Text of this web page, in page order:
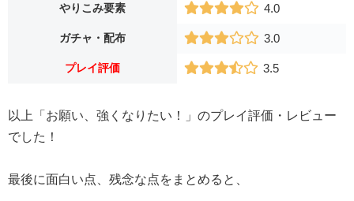
やりこみ要素 4.0
ガチャ・配布 3.0
プレイ評価 3.5
以上「お願い、強くなりたい！」のプレイ評価・レビュー
でした！
最後に面白い点、残念な点をまとめると、